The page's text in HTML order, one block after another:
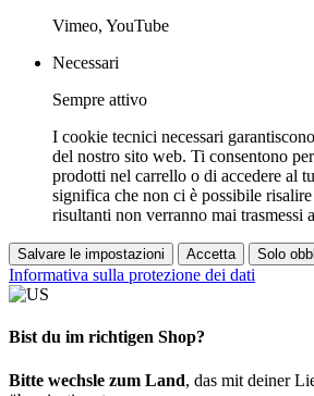
Vimeo, YouTube
Necessari
Sempre attivo
I cookie tecnici necessari
del nostro sito web. Ti consentono
prodotti nel carrello o di accedere al
significa che non ci è possibile
risultanti non verranno mai trasmessi
Salvare le impostazioni Accetta Solo
Informativa sulla protezione dei dati
Bist du im richtigen Shop?
Bitte wechsle zum Land, das mit deiner